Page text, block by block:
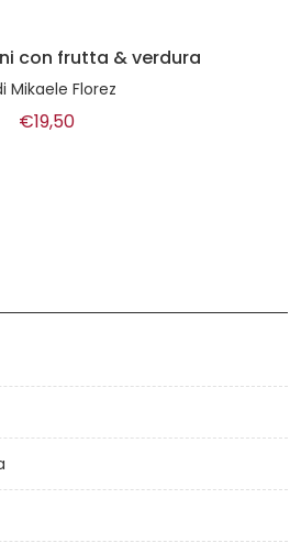
con frutta & verdura
Mikaele Florez
€19,50